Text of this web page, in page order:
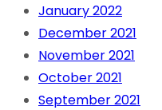
January 2022
December 2021
November 2021
October 2021
September 2021